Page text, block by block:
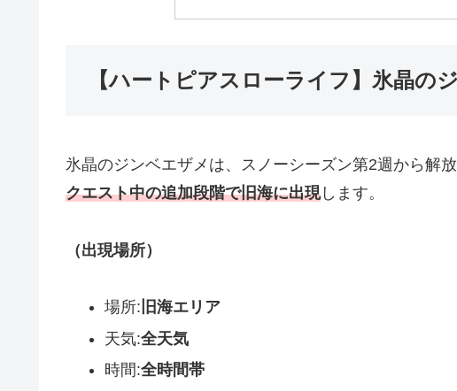
【ハートピアスローライフ】氷晶の
氷晶のジンベエザメは、スノーシーズン第2週から解
クエスト中の追加段階で旧海に出現します。
（出現場所）
場所: 旧海エリア
天気:全天気
時間:全時間帯